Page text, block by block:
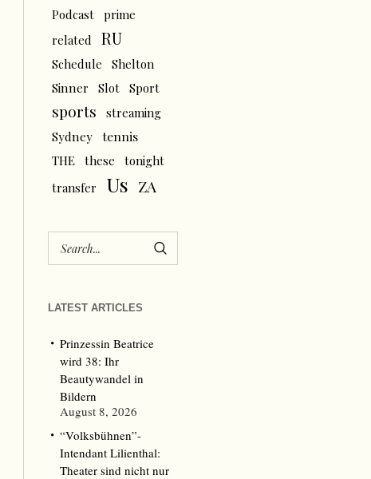
Podcast
prime
related
RU
Schedule
Shelton
Sinner
Slot Sport
sports
streaming
Sydney
tennis
THE these
tonight
transfer
Us ZA
LATEST ARTICLES
Prinzessin Beatrice
wird 38: Ihr
Beautywandel in
Bildern
August 8, 2026
“Volksbühnen”-
Intendant Lilienthal:
Theater sind nicht nur